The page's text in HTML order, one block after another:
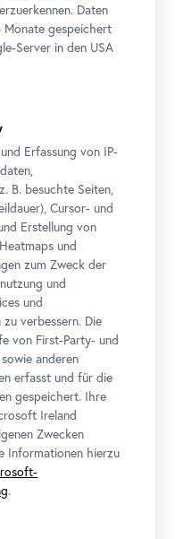
Savoyen nach der
1718
Daten
gespeichert
Server in den USA
Erfassung von IP-
B. besuchte Seiten,
Cursor- und
Erstellung von
und
zum Zweck der
und
und
verbessern. Die
von First-Party- und
anderen
erfasst und für die
gespeichert. Ihre
Ireland
Zwecken
Informationen hierzu
.